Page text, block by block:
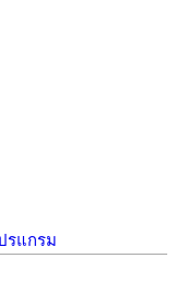
รแกรม